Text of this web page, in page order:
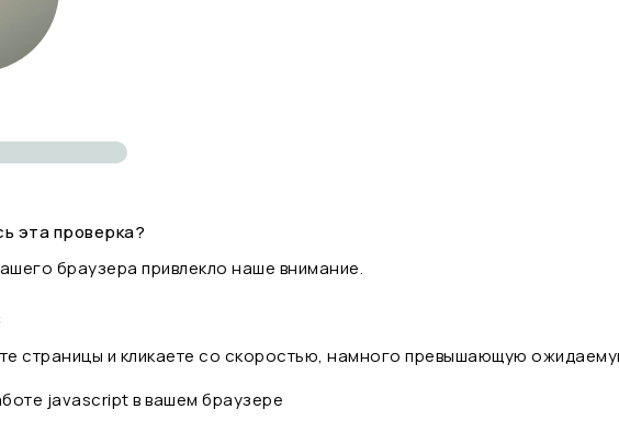
эта проверка?
браузера привлекло наше внимание.
страницы и кликаете со скоростью, намного превышающую
javascript в вашем браузере